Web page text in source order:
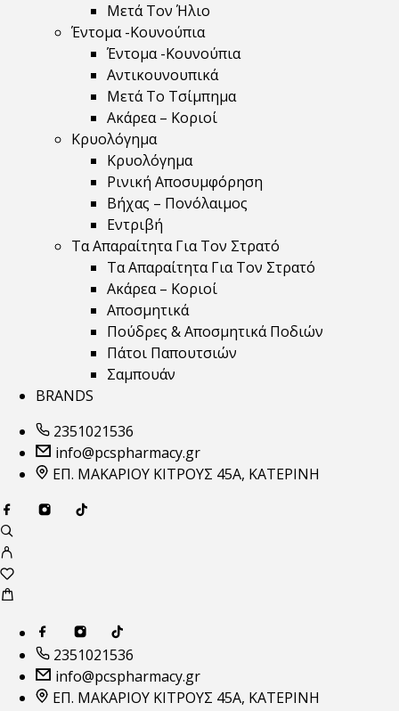
Mετά Τον Ήλιο
Έντομα -Κουνούπια
Έντομα -Κουνούπια
Αντικουνουπικά
Μετά Το Τσίμπημα
Ακάρεα – Κοριοί
Κρυολόγημα
Κρυολόγημα
Ρινική Αποσυμφόρηση
Βήχας – Πονόλαιμος
Εντριβή
Τα Απαραίτητα Για Τον Στρατό
Τα Απαραίτητα Για Τον Στρατό
Ακάρεα – Κοριοί
Αποσμητικά
Πούδρες & Αποσμητικά Ποδιών
Πάτοι Παπουτσιών
Σαμπουάν
BRANDS
2351021536
info@pcspharmacy.gr
ΕΠ. ΜΑΚΑΡΙΟΥ ΚΙΤΡΟΥΣ 45Α, ΚΑΤΕΡΙΝΗ
2351021536
info@pcspharmacy.gr
ΕΠ. ΜΑΚΑΡΙΟΥ ΚΙΤΡΟΥΣ 45Α, ΚΑΤΕΡΙΝΗ